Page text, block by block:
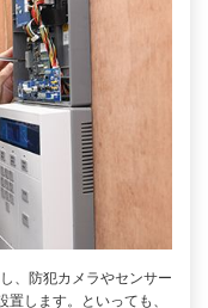
、防犯カメラやセンサー
します。といっても、